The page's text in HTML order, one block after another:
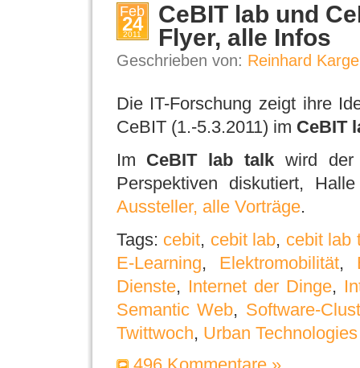
Feb
24
2011
CeBIT lab und
Flyer, alle Infos
Geschrieben von: Reinhard
Die IT-Forschung zeigt ihre
CeBIT (1.-5.3.2011) im CeBIT
Im CeBIT lab talkwird der
Perspektiven diskutiert,
Aussteller, alle Vorträge.
Tags: cebit, cebit lab, cebit lab
E-Learning, Elektromobilität,
Dienste, Internet der Dinge,
Semantic Web, Software-
Twittwoch, Urban Technologies